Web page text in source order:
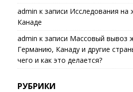
admin к записи Исследования на
Канаде
admin к записи Массовый вывоз
Германию, Канаду и другие
чего и как это делается?
РУБРИКИ